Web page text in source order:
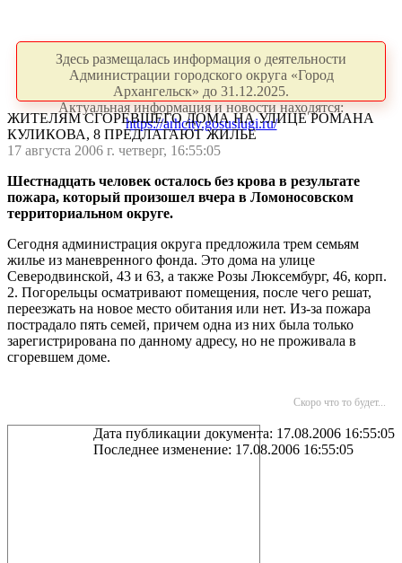
Здесь размещалась информация о деятельности
Администрации городского округа «Город
Архангельск» до 31.12.2025.
Актуальная информация и новости находятся:
https://arhcity.gosuslugi.ru/
ЖИТЕЛЯМ СГОРЕВШЕГО ДОМА НА УЛИЦЕ РОМАНА
КУЛИКОВА, 8 ПРЕДЛАГАЮТ ЖИЛЬЕ
17 августа 2006 г. четверг, 16:55:05
Шестнадцать человек осталось без крова в результате
пожара, который произошел вчера в Ломоносовском
территориальном округе.
Сегодня администрация округа предложила трем семьям
жилье из маневренного фонда. Это дома на улице
Северодвинской, 43 и 63, а также Розы Люксембург, 46, корп.
2. Погорельцы осматривают помещения, после чего решат,
переезжать на новое место обитания или нет. Из-за пожара
пострадало пять семей, причем одна из них была только
зарегистрирована по данному адресу, но не проживала в
сгоревшем доме.
Скоро что то будет...
Дата публикации документа: 17.08.2006 16:55:05
Последнее изменение: 17.08.2006 16:55:05